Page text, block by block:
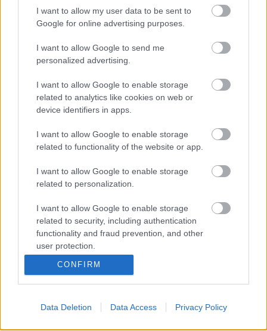
I want to allow my user data to be sent to
Google for online advertising purposes.
I want to allow Google to send me
personalized advertising.
I want to allow Google to enable storage
related to analytics like cookies on web or
device identifiers in apps.
I want to allow Google to enable storage
related to functionality of the website or app.
I want to allow Google to enable storage
related to personalization.
I want to allow Google to enable storage
related to security, including authentication
functionality and fraud prevention, and other
user protection.
CONFIRM
Data Deletion Data Access Privacy Policy
2008. április 24.
legújabb víztoronykereső, ami a szájt történetében
az egyik legnagyobb fejlesztés.
A lebontott kőszegi víztorony
lebontott víztornyából. A "tettes" nevét senki sem
tudja, vagy akarja kimondani. A Nyugat.hu a ...
Levéltár
2005. január 03.
Nagyon kíváncsi lettem, mi maradt a toronyból a
várban. Szép napos idő, ideális egy kis biciklis
Hát, semmi, de semmi. Nemcsak a ...